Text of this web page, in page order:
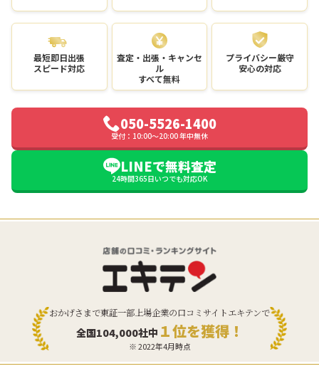
最短即日出張
スピード対応
査定・出張・キャンセ
ル
すべて無料
プライバシー厳守
安心の対応
050-5526-1400
受付：10:00〜20:00 年中無休
LINEで無料査定
24時間365日いつでも対応OK
おかげさまで東証一部上場企業の口コミサイトエキテンで
全国104,000社中 １位を獲得！
※ 2022年4月時点